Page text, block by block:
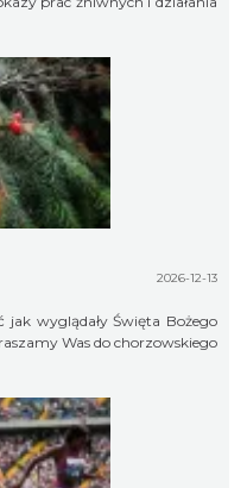
2026-12-13
jak wyglądały Święta Bożego
Was do chorzowskiego